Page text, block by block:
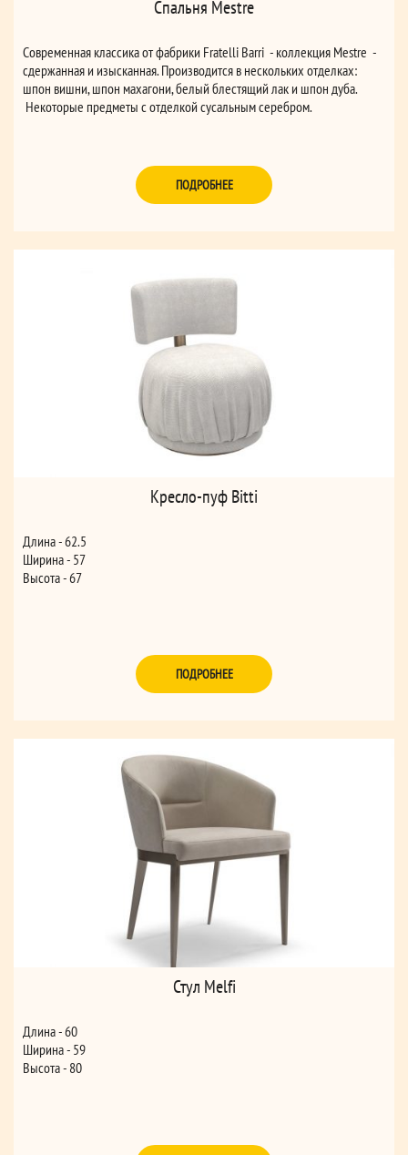
Спальня Mestre
Современная классика от фабрики Fratelli Barri - коллекция Mestre -
сдержанная и изысканная. Производится в нескольких отделках:
шпон вишни, шпон махагони, белый блестящий лак и шпон дуба.
Некоторые предметы с отделкой сусальным серебром.
ПОДРОБНЕЕ
Кресло-пуф Bitti
Длина - 62.5
Ширина - 57
Высота - 67
ПОДРОБНЕЕ
Стул Melfi
Длина - 60
Ширина - 59
Высота - 80